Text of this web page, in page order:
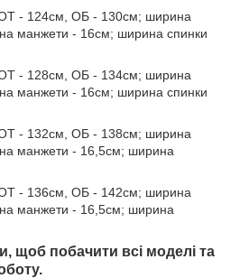
- 124см, ОБ - 130см; ширина
манжети - 16см; ширина спинки
- 128см, ОБ - 134см; ширина
манжети - 16см; ширина спинки
- 132см, ОБ - 138см; ширина
манжети - 16,5см; ширина
- 136см, ОБ - 142см; ширина
манжети - 16,5см; ширина
щоб побачити всі моделі та